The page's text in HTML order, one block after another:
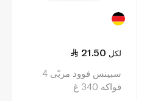
21.50 لكل
سبينس فوود مربّى 4
فواكه 340 غ